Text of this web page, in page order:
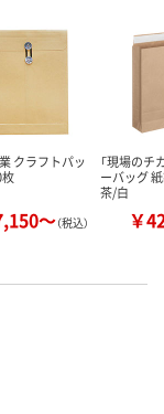
クラフトパッ
枚
～（税込）
「現場のチ
ーバッグ
茶/白
￥